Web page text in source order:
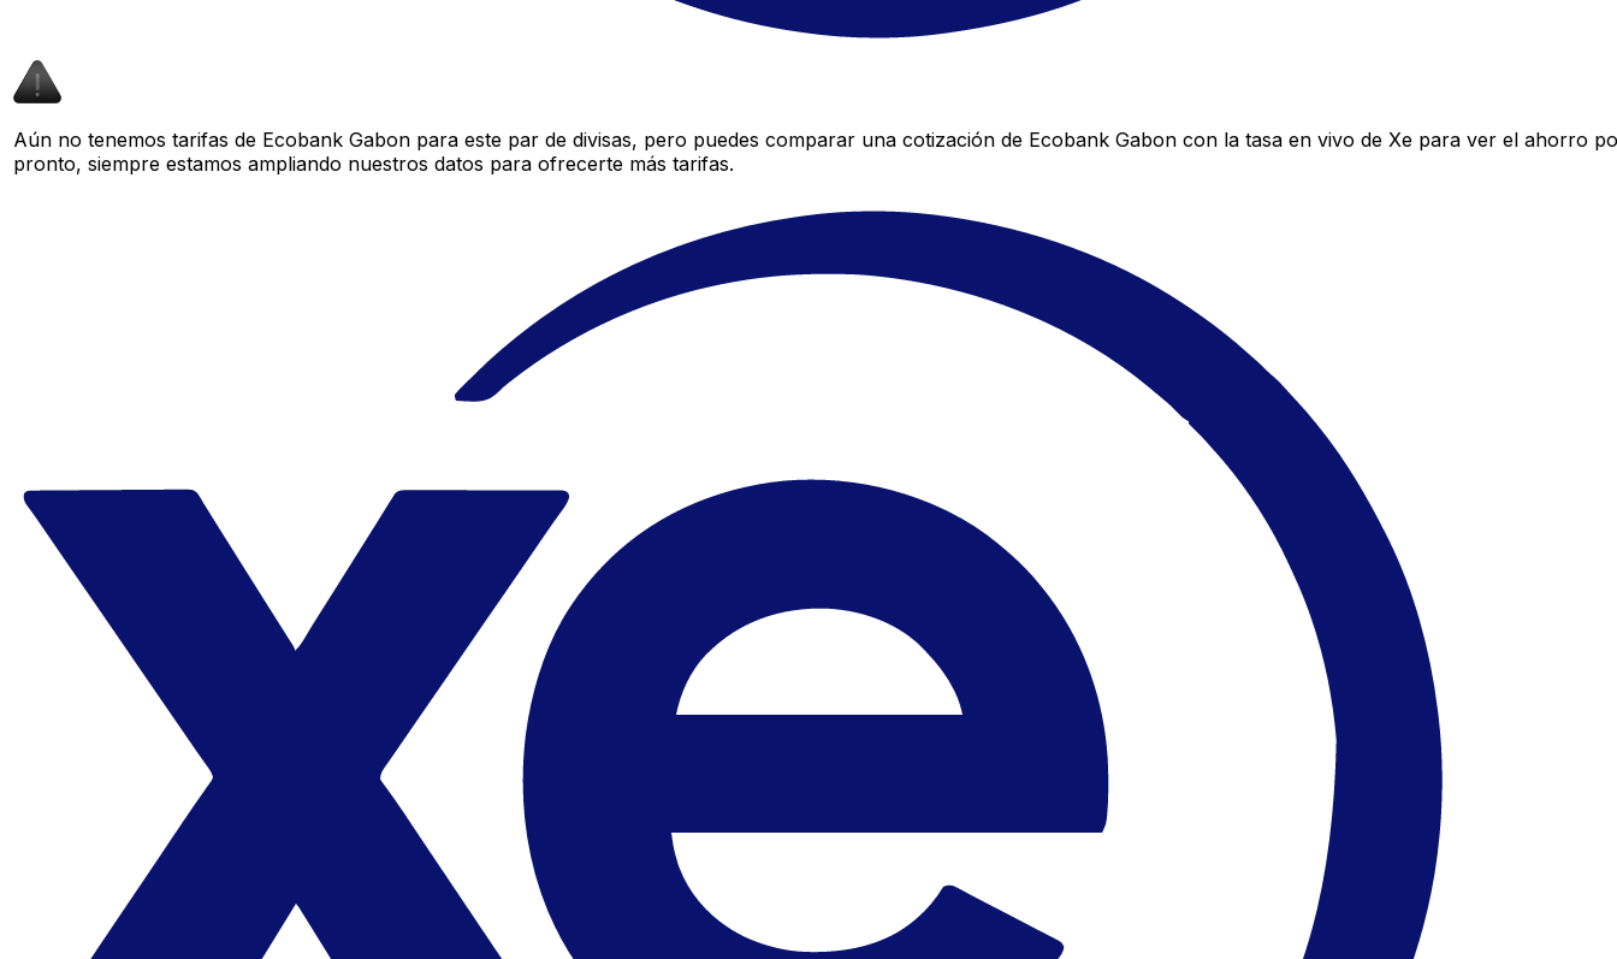
Aún no tenemos tarifas de Ecobank Gabon para este par de divisas, pero puedes comparar una cotización de Ecobank Gabon con la tasa en vivo de Xe para ver el ahorro
pronto, siempre estamos ampliando nuestros datos para ofrecerte más tarifas.